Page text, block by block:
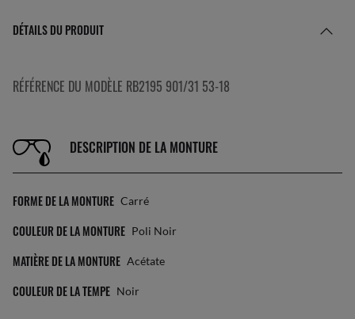
DÉTAILS DU PRODUIT
RÉFÉRENCE DU MODÈLE RB2195 901/31 53-18
DESCRIPTION DE LA MONTURE
FORME DE LA MONTURE Carré
COULEUR DE LA MONTURE Poli Noir
MATIÈRE DE LA MONTURE Acétate
COULEUR DE LA TEMPE Noir